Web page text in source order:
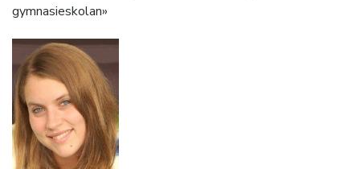
gymnasieskolan»